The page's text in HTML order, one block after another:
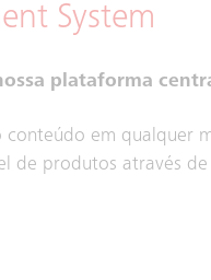
System
plataforma
em qualquer
de produtos através